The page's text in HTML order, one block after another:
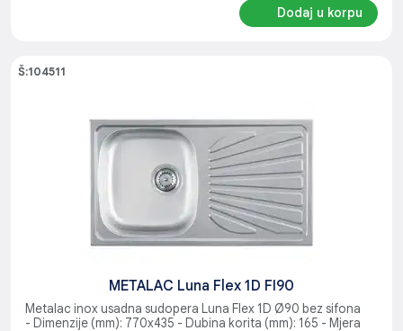
Dodaj u korpu
Š:104511
METALAC Luna Flex 1D FI90
Metalac inox usadna sudopera Luna Flex 1D Ø90 bez sifona
- Dimenzije (mm): 770x435 - Dubina korita (mm): 165 - Mjera